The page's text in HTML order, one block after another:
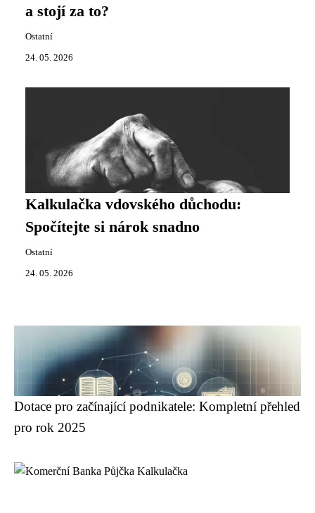
a stojí za to?
Ostatní
24. 05. 2026
Kalkulačka vdovského důchodu:
Spočítejte si nárok snadno
Ostatní
24. 05. 2026
Dotace pro začínající podnikatele: Kompletní přehled
pro rok 2025